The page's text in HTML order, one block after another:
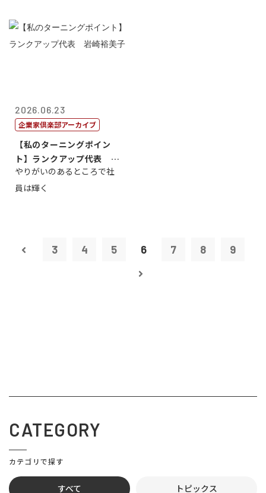
2026.06.23
企業家倶楽部アーカイブ
【私のターニングポイン
ト】ランクアップ代表 岩
崎裕美子
やりがいのあるところで社
員は輝く
3 4 5 6 7 8 9
CATEGORY
カテゴリで探す
すべて トピックス